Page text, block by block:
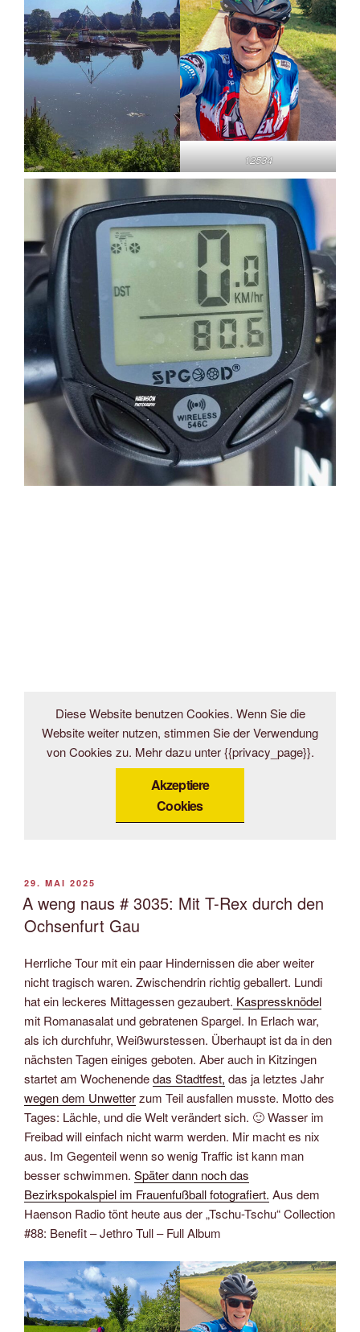
12534
Diese Website benutzen Cookies. Wenn Sie die
Website weiter nutzen, stimmen Sie der Verwendung
von Cookies zu. Mehr dazu unter {{privacy_page}}.
Akzeptiere
Cookies
VERÖFFENTLICHT
AM
29. MAI 2025
A weng naus # 3035: Mit T-Rex durch den
Ochsenfurt Gau
Herrliche Tour mit ein paar Hindernissen die aber weiter
nicht tragisch waren. Zwischendrin richtig geballert. Lundi
hat ein leckeres Mittagessen gezaubert. Kaspressknödel
mit Romanasalat und gebratenen Spargel. In Erlach war,
als ich durchfuhr, Weißwurstessen. Überhaupt ist da in den
nächsten Tagen einiges geboten. Aber auch in Kitzingen
startet am Wochenendedas Stadtfest, das ja letztes Jahr
wegen dem Unwetterzum Teil ausfallen musste. Motto des
Tages: Lächle, und die Welt verändert sich. 🙂 Wasser im
Freibad will einfach nicht warm werden. Mir macht es nix
aus. Im Gegenteil wenn so wenig Traffic ist kann man
besser schwimmen. Später dann noch das
Bezirkspokalspiel im Frauenfußball fotografiert. Aus dem
Haenson Radio tönt heute aus der „Tschu-Tschu“ Collection
#88: Benefit – Jethro Tull – Full Album